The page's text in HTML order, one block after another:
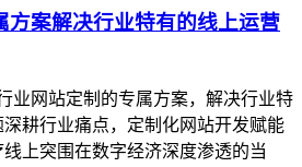
方案解决行业特有的线上运营
业网站定制的专属方案，解决行业特
耕行业痛点，定制化网站开发赋能
上突围在数字经济深度渗透的当